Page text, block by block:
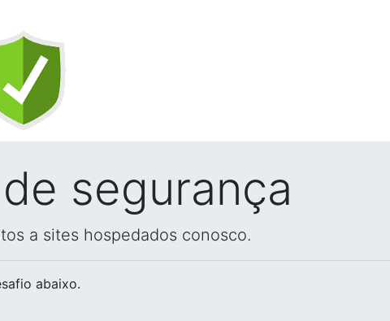
segurança
a sites hospedados conosco.
abaixo.